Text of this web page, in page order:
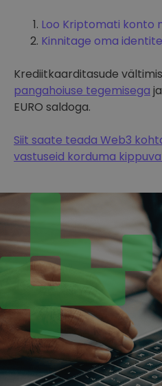
Loo Kriptomati konto
Kinnitage oma
Krediitkaarditasude
pangahoiuse tegemisega
EURO saldoga.
Siit saate teada Web3
vastuseid korduma